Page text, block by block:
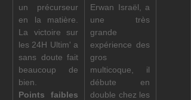
un précurseur
en la matière.
La victoire sur
les 24H Ultim' a
sans doute fait
beaucoup de
Erwan Israël, a
une très
grande
expérience des
gros
multicoque, il
débute en
double chez les